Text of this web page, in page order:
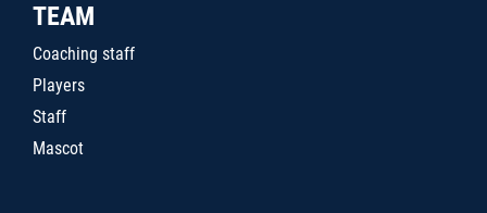
TEAM
Coaching staff
Players
Staff
Mascot